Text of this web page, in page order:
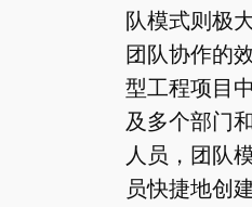
队模式则极
团队协作的
型工程项目
及多个部门
人员，团队
员快捷地创